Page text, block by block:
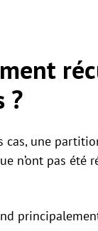
?
cas, une
n’ont pas